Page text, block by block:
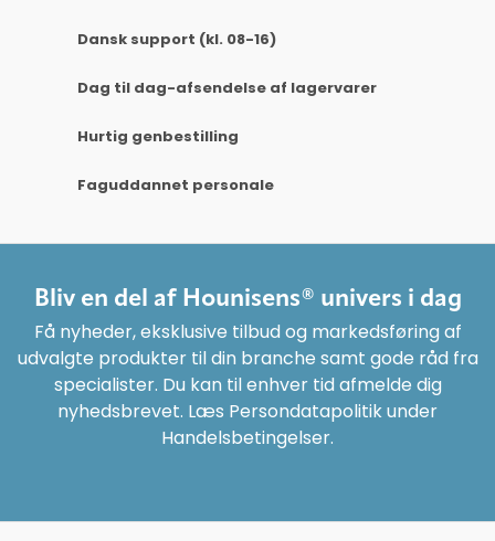
Dansk support (kl. 08-16)
Dag til dag-afsendelse af lagervarer
Hurtig genbestilling
Faguddannet personale
Bliv en del af Hounisens® univers i dag
Få nyheder, eksklusive tilbud og markedsføring af
udvalgte produkter til din branche samt gode råd fra
specialister. Du kan til enhver tid afmelde dig
nyhedsbrevet. Læs Persondatapolitik under
Handelsbetingelser.